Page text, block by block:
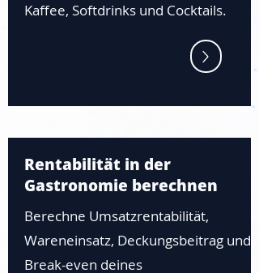
Kaffee, Softdrinks und Cocktails.
Rentabilität in der
Gastronomie berechnen
Berechne Umsatzrentabilität,
Wareneinsatz, Deckungsbeitrag und
Break-even deines